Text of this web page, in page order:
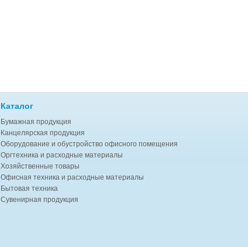
Каталог
Бумажная продукция
Канцелярская продукция
Оборудование и обустройство офисного помещения
Оргтехника и расходные материалы
Хозяйственные товары
Офисная техника и расходные материалы
Бытовая техника
Сувенирная продукция